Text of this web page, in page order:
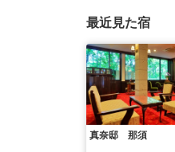
最近見た宿
真奈邸 那須